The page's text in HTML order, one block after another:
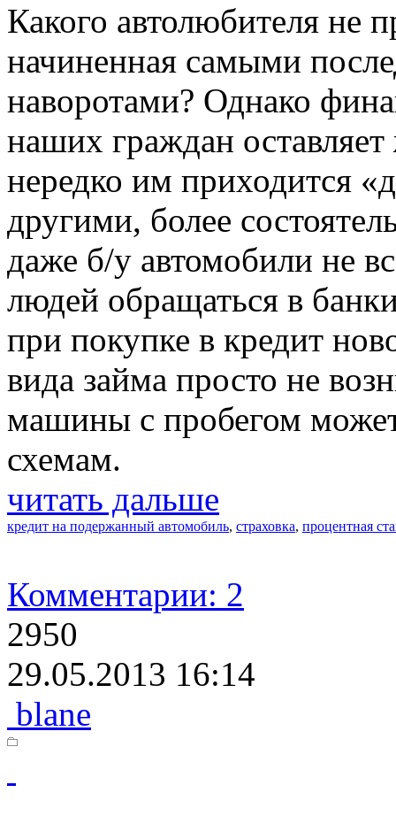
Какого автолюбителя не
начиненная самыми
наворотами? Однако
наших граждан
нередко им приходится
другими, более
даже б/у автомобили не
людей обращаться в
при покупке в кредит
вида займа просто не
машины с пробегом
схемам.
читать дальше
кредит на подержанный автомобиль, страховка, процентная
Комментарии: 2
2950
29.05.2013 16:14
blane